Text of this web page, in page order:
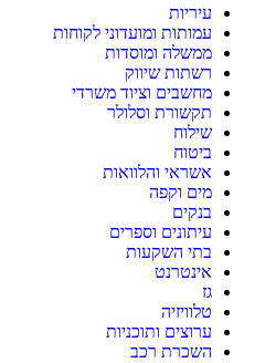
עיריות
עמותות ומועדוני לקוחות
ממשלה ומוסדות
רשתות שיווק
מחשבים וציוד משרדי
תקשורת וסלולר
שילוח
ביטוח
אשראי והלוואות
מים וקפה
בנקים
עיתונים וספרים
בתי השקעות
אינטרנט
גז
טלוויזיה
ערוצים ותוכניות
השכרת רכב